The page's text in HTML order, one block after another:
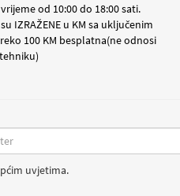
od 10:00 do 18:00 sati.
IZRAŽENE u KM sa uključenim
100 KM besplatna(ne odnosi
uvjetima.